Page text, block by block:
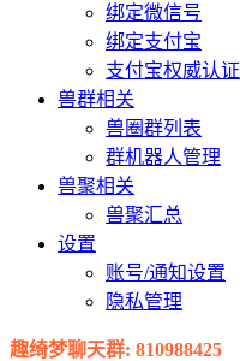
绑定微信号
绑定支付宝
支付宝权威认证
兽群相关
兽圈群列表
群机器人管理
兽聚相关
兽聚汇总
设置
账号/通知设置
隐私管理
趣绮梦聊天群: 810988425